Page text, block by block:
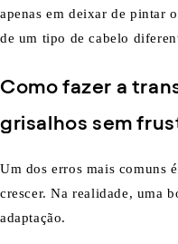
apenas em deixar de pintar
de um tipo de cabelo
Como fazer a
grisalhos sem
Um dos erros mais comuns
crescer. Na realidade, uma
adaptação.